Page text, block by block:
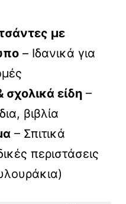
με
– Ιδανικά για
σχολικά είδη –
βιβλία
– Σπιτικά
περιστάσεις